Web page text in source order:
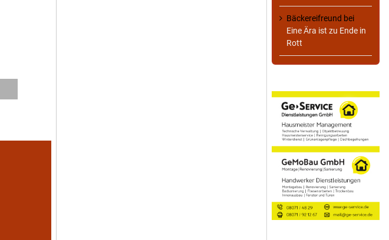
Bäckereifreund bei
Eine Ära ist zu Ende in
Rott